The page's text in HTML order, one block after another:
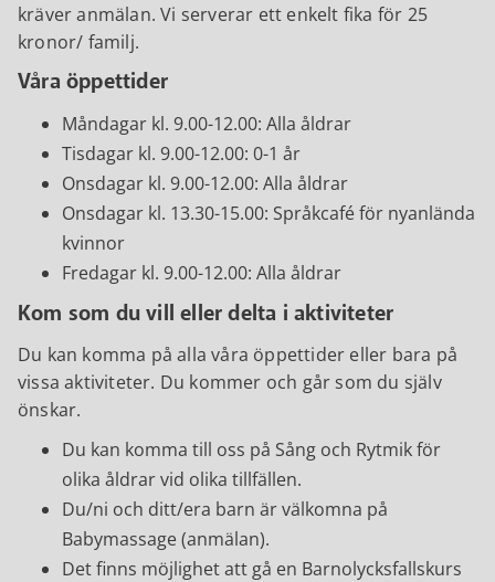
kräver anmälan. Vi serverar ett enkelt fika för 25
kronor/ familj.
Våra öppettider
Måndagar kl. 9.00-12.00: Alla åldrar
Tisdagar kl. 9.00-12.00: 0-1 år
Onsdagar kl. 9.00-12.00: Alla åldrar
Onsdagar kl. 13.30-15.00: Språkcafé för nyanlända
kvinnor
Fredagar kl. 9.00-12.00: Alla åldrar
Kom som du vill eller delta i aktiviteter
Du kan komma på alla våra öppettider eller bara på
vissa aktiviteter. Du kommer och går som du själv
önskar.
Du kan komma till oss på Sång och Rytmik för
olika åldrar vid olika tillfällen.
Du/ni och ditt/era barn är välkomna på
Babymassage (anmälan).
Det finns möjlighet att gå en Barnolycksfallskurs